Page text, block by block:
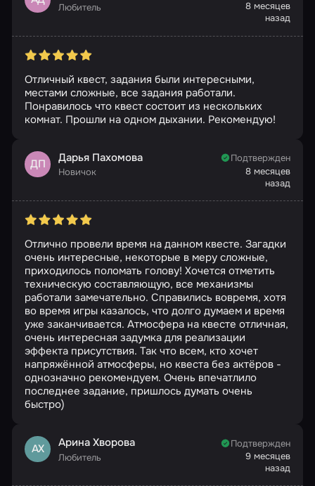
Любитель
8 месяцев
назад
Отличный квест, задания были интересными,
местами сложные, все задания работали.
Понравилось что квест состоит из нескольких
комнат. Прошли на одном дыхании. Рекомендую!
ДП Дарья Пахомова
Новичок
Подтвержден
8 месяцев
назад
Отлично провели время на данном квесте. Загадки
очень интересные, некоторые в меру сложные,
приходилось поломать голову! Хочется отметить
техническую составляющую, все механизмы
работали замечательно. Справились вовремя, хотя
во время игры казалось, что долго думаем и время
уже заканчивается. Атмосфера на квесте отличная,
очень интересная задумка для реализации
эффекта присутствия. Так что всем, кто хочет
напряжённой атмосферы, но квеста без актёров -
однозначно рекомендуем. Очень впечатлило
последнее задание, пришлось думать очень
быстро)
АХ Арина Хворова
Любитель
Подтвержден
9 месяцев
назад